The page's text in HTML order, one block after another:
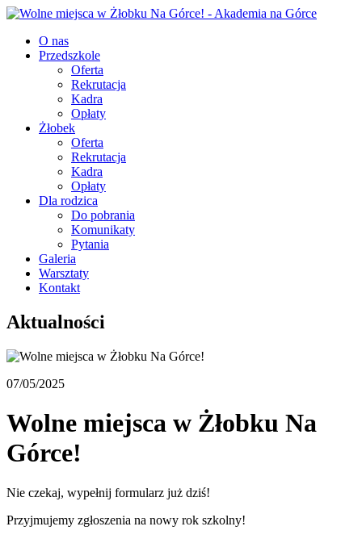
O nas
Przedszkole
Oferta
Rekrutacja
Kadra
Opłaty
Żłobek
Oferta
Rekrutacja
Kadra
Opłaty
Dla rodzica
Do pobrania
Komunikaty
Pytania
Galeria
Warsztaty
Kontakt
Aktualności
07/05/2025
Wolne miejsca w Żłobku Na
Górce!
Nie czekaj, wypełnij formularz już dziś!
Przyjmujemy zgłoszenia na nowy rok szkolny!